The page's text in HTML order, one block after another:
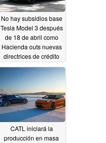
No hay subsidios base
Tesla Model 3 después
de 18 de abril como
Hacienda outs nuevas
directrices de crédito
fiscal de la batería EV
04/01/2023
CATL iniciará la
producción en masa